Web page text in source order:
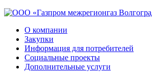
О компании
Закупки
Информация для потребителей
Социальные проекты
Дополнительные услуги